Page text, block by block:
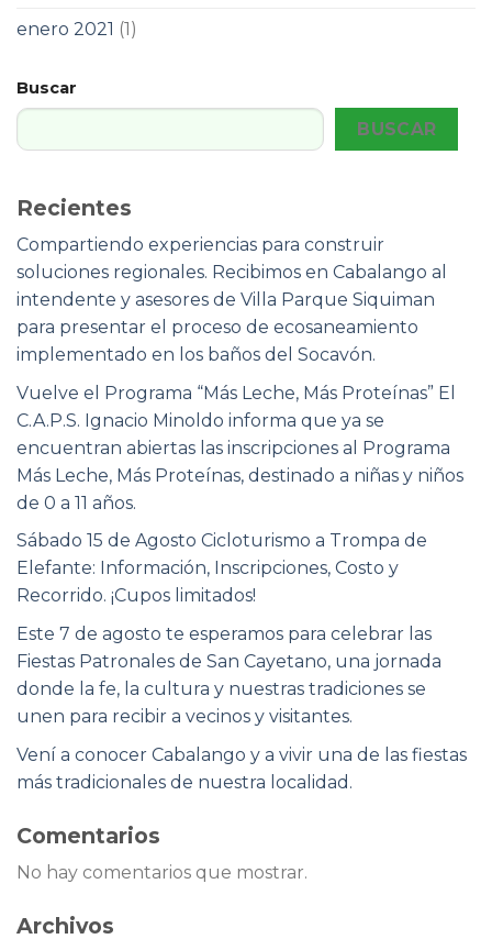
enero 2021 (1)
Buscar
BUSCAR
Recientes
Compartiendo experiencias para construir
soluciones regionales. Recibimos en Cabalango al
intendente y asesores de Villa Parque Siquiman
para presentar el proceso de ecosaneamiento
implementado en los baños del Socavón.
Vuelve el Programa “Más Leche, Más Proteínas” El
C.A.P.S. Ignacio Minoldo informa que ya se
encuentran abiertas las inscripciones al Programa
Más Leche, Más Proteínas, destinado a niñas y niños
de 0 a 11 años.
Sábado 15 de Agosto Cicloturismo a Trompa de
Elefante: Información, Inscripciones, Costo y
Recorrido. ¡Cupos limitados!
Este 7 de agosto te esperamos para celebrar las
Fiestas Patronales de San Cayetano, una jornada
donde la fe, la cultura y nuestras tradiciones se
unen para recibir a vecinos y visitantes.
Vení a conocer Cabalango y a vivir una de las fiestas
más tradicionales de nuestra localidad.
Comentarios
No hay comentarios que mostrar.
Archivos